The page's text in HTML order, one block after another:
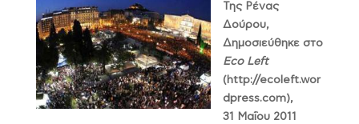
Της Ρένας
Δούρου,
Δημοσιεύθηκε στο
Eco Left
(http://ecoleft.wor
dpress.com),
31 Μαΐου 2011